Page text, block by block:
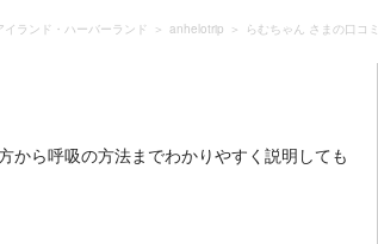
ランド・ハーバーランド anhelotrip らむちゃん さまの口コミ
から呼吸の方法までわかりやすく説明しても